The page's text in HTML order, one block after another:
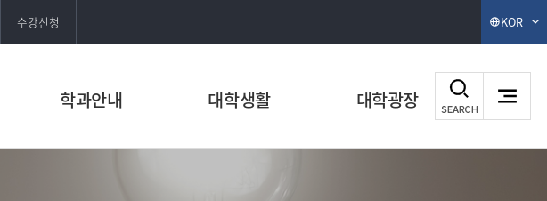
수강신청 KOR
학과안내 대학생활 대학광장